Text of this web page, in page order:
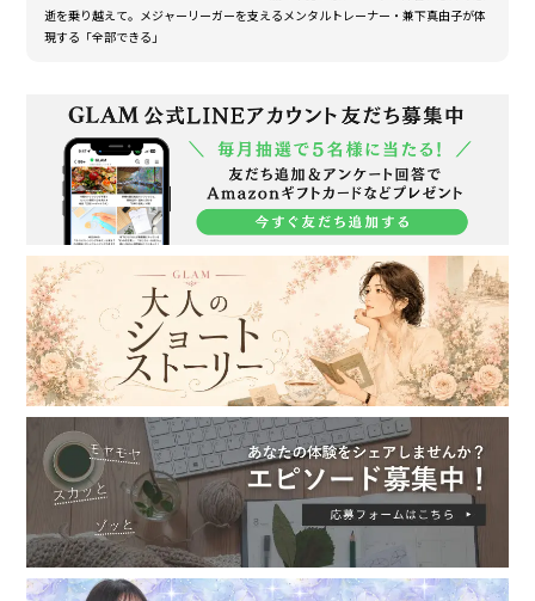
逝を乗り越えて。メジャーリーガーを支えるメンタルトレーナー・兼下真由子が体
現する「全部できる」